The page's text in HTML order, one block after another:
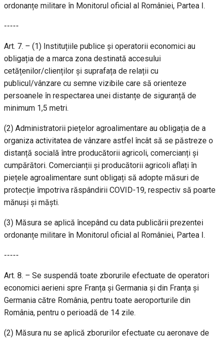
ordonanțe militare în Monitorul oficial al României, Partea I.
-----
Art. 7. – (1) Instituțiile publice și operatorii economici au
obligația de a marca zona destinată accesului
cetățenilor/clienților și suprafața de relații cu
publicul/vânzare cu semne vizibile care să orienteze
persoanele în respectarea unei distanțe de siguranță de
minimum 1,5 metri.
(2) Administratorii piețelor agroalimentare au obligația de a
organiza activitatea de vânzare astfel încât să se păstreze o
distanță socială între producătorii agricoli, comercianți și
cumpărători. Comercianții și producătorii agricoli aflați în
piețele agroalimentare sunt obligați să adopte măsuri de
protecție împotriva răspândirii COVID-19, respectiv să poarte
mănuși și măști.
(3) Măsura se aplică începând cu data publicării prezentei
ordonanțe militare în Monitorul oficial al României, Partea I.
-----
Art. 8. – Se suspendă toate zborurile efectuate de operatori
economici aerieni spre Franța și Germania și din Franța și
Germania către România, pentru toate aeroporturile din
România, pentru o perioadă de 14 zile.
(2) Măsura nu se aplică zborurilor efectuate cu aeronave de